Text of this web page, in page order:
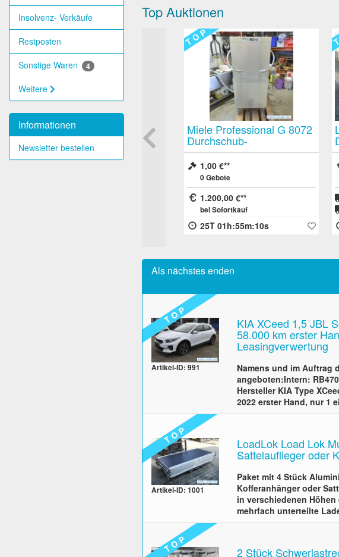
Insolvenz- Verkäufe
Restposten
Sonstige Waren
4
Weitere
Informationen
Newsletter bestellen
Top Auktionen
T O P
NVA / Russische Armee
Fasspumpen MBI-3A 12 bis
24 Volt 90 Stück Rarität für
Army / Militaria- Sammler
T O P
Miele Professional G 8072
Durchschub-
Haubenspülmaschine aus
20061,00 €
0Gebote
1.200,00 €
bei Sofortkauf
25T 01h:55m:10s
Als nächstes enden
T O P
Artikel-ID: 991
KIA XCeed 1,5 JBL
58.000 km erster
Leasingverwertung
Namens und im Auftrag
angeboten:Intern:
Hersteller KIA Type
2022 erster Hand, nur 1
T O P
Artikel-ID: 1001
LoadLok Load Lok
Sattelauflieger oder
Paket mit 4 Stück
Kofferanhänger oder
in verschiedenen
mehrfach unterteilte
T O P 2 Stück